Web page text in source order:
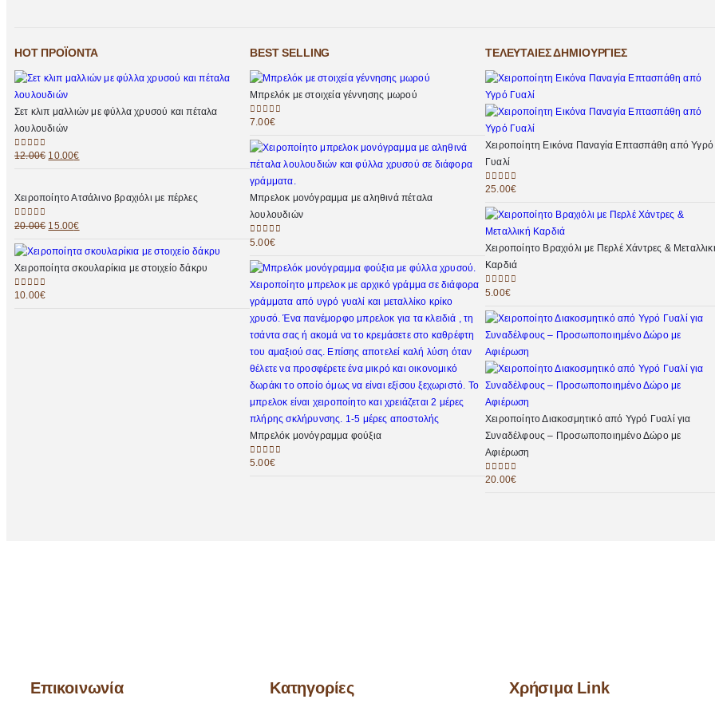
HOT ΠΡΟΪΌΝΤΑ
Σετ κλιπ μαλλιών με φύλλα χρυσού και πέταλα
λουλουδιών
0out of 5
12.00€ 10.00€
Χειροποίητο Ατσάλινο βραχιόλι με πέρλες
0out of 5
20.00€ 15.00€
Χειροποίητα σκουλαρίκια με στοιχείο δάκρυ
0out of 5
10.00€
BEST SELLING
Μπρελόκ με στοιχεία γέννησης μωρού
0 out of 5
7.00€
Μπρελοκ μονόγραμμα με αληθινά πέταλα
λουλουδιών
0 out of 5
5.00€
Μπρελόκ μονόγραμμα φούξια
0 out of 5
5.00€
ΤΕΛΕΥΤΑΊΕΣ ΔΗΜΙΟΥΡΓΊΕΣ
Χειροποίητη Εικόνα Παναγία Επτασπάθη από Υγρό
Γυαλί
0out of 5
25.00€
Χειροποίητο Βραχιόλι με Περλέ Χάντρες &
Καρδιά
0 out of 5
5.00€
Χειροποίητο Διακοσμητικό από Υγρό Γυαλί για
Συναδέλφους – Προσωποποιημένο Δώρο με
Αφιέρωση
0out of 5
20.00€
Επικοινωνία Κατηγορίες Χρήσιμα Link